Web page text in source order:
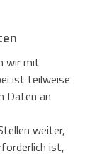
wir mit
ist teilweise
Daten an
weiter,
ist,